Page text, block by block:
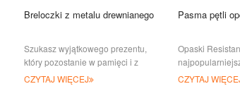
Breloczki z metalu drewnianego
Szukasz wyjątkowego prezentu,
który pozostanie w pamięci i z
którego będziesz cieszyć się
przez długi czas? Potem nasza st
CZYTAJ WIĘCEJ
Pasma pętli
Opaski
treningowym w
fitnessu.
CZYTAJ